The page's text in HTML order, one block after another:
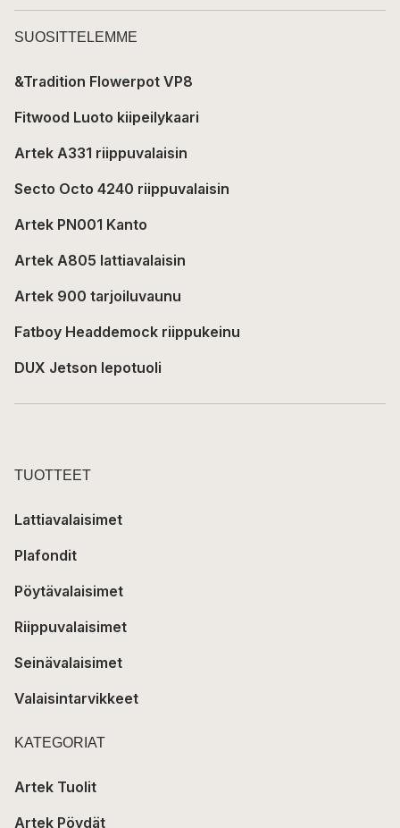
SUOSITTELEMME
&Tradition Flowerpot VP8
Fitwood Luoto kiipeilykaari
Artek A331 riippuvalaisin
Secto Octo 4240 riippuvalaisin
Artek PN001 Kanto
Artek A805 lattiavalaisin
Artek 900 tarjoiluvaunu
Fatboy Headdemock riippukeinu
DUX Jetson lepotuoli
TUOTTEET
Lattiavalaisimet
Plafondit
Pöytävalaisimet
Riippuvalaisimet
Seinävalaisimet
Valaisintarvikkeet
KATEGORIAT
Artek Tuolit
Artek Pöydät